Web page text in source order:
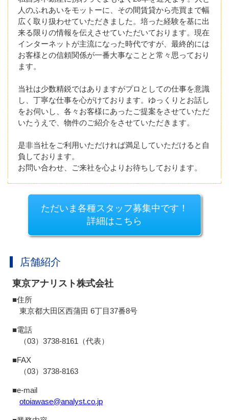
人のふれあいをモットーに、その間賃貸から売買まで幅
広く取り扱わせていただきました。培った経験を基に出
来る限りの情報を伝えさせていただいております。現在
インターネットが主流になった時代ですが、最終的には
お客様との信頼関係が一番大事なことと常々思っており
ます。
当社は少数精鋭ではありますがプロとしての仕事を意識
し、丁寧な仕事を心がけております。ゆっくりとお話し
をお伺いし、各々お客様にあったご提案をさせていただ
いたうえで、物件のご紹介をさせていただきます。
是非当社をご利用いただければ満足していただけると自
負しております。
お問い合わせ、ご来社を心よりお待ちしております。
ただいま各種スタッフ募集中です！
詳細はこちら
店舗紹介
東京アナリスト株式会社
■住所
東京都大田区西蒲田 6丁目37番8号
■電話
（03）3738-8161（代表）
■FAX
（03）3738-8163
■e-mail
otoiawase@analyst.co.jp